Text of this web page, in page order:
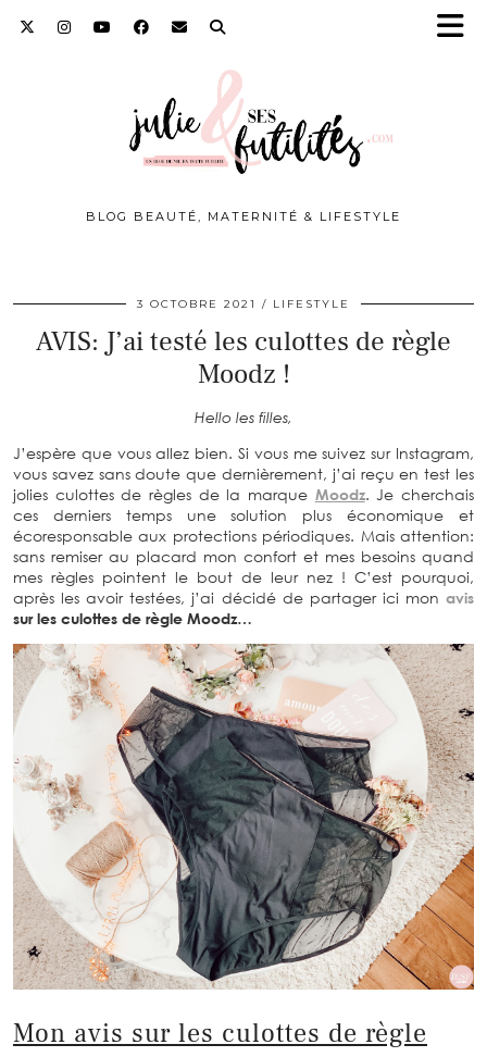
BLOG BEAUTÉ, MATERNITÉ & LIFESTYLE
3 OCTOBRE 2021 LIFESTYLE
AVIS: J’ai testé les culottes de règle
Moodz !
Hello les filles,
J’espère que vous allez bien. Si vous me suivez sur Instagram,
vous savez sans doute que dernièrement, j’ai reçu en test les
jolies culottes de règles de la marque Moodz. Je cherchais
ces derniers temps une solution plus économique et
écoresponsable aux protections périodiques. Mais attention:
sans remiser au placard mon confort et mes besoins quand
mes règles pointent le bout de leur nez ! C’est pourquoi,
après les avoir testées, j’ai décidé de partager ici mon avis
sur les culottes de règle Moodz…
Mon avis sur les culottes de règle